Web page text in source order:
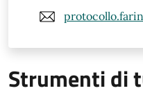
Strumenti di